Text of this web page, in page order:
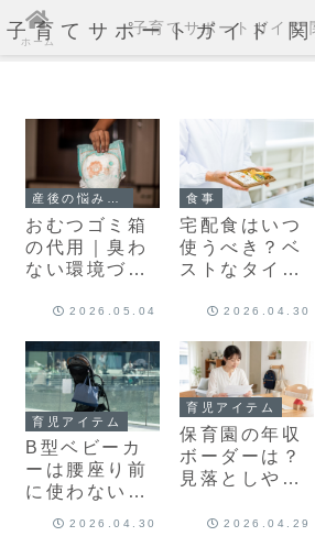
子育てサポートガイド 関
おむつゴミ箱
の代用｜臭わ
ない環境づく
組み合わせ術
2026.05.04
食事
宅配食はいつ
使うべき？ベ
ストなタイミ
活用しよう
2026.04.30
育児アイテム
B型ベビーカ
ーは腰座り前
に使わないの
が基本｜安全
2026.04.30
育児アイテム
保育園の年収
ボーダーは？
見落としやす
で整理して解
2026.04.29
ホーム
子育てサポートガイド